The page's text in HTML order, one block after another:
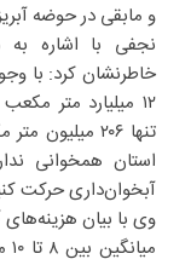
و مابقی در حوضه
نجفی با اشاره
خاطرنشان کرد: با
۱۲ میلیارد متر
تنها ۲۰۶
استان همخوانی
آبخوان‌داری حرکت
وی با بیان